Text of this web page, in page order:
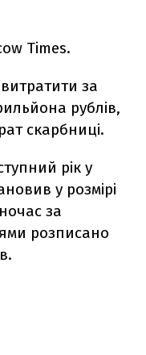
Times.
за
рублів,
скарбниці.
рік у
у розмірі
за
розписано